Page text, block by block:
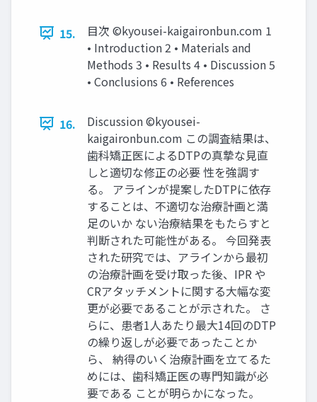
15.
目次 ©kyousei-kaigaironbun.com 1
• Introduction 2 • Materials and
Methods 3 • Results 4 • Discussion 5
• Conclusions 6 • References
16.
Discussion ©kyousei-
kaigaironbun.com この調査結果は、
歯科矯正医によるDTPの真摯な見直
しと適切な修正の必要 性を強調す
る。 アラインが提案したDTPに依存
することは、不適切な治療計画と満
足のいか ない治療結果をもたらすと
判断された可能性がある。 今回発表
された研究では、アラインから最初
の治療計画を受け取った後、IPR や
CRアタッチメントに関する大幅な変
更が必要であることが示された。 さ
らに、患者1人あたり最大14回のDTP
の繰り返しが必要であったことか
ら、 納得のいく治療計画を立てるた
めには、歯科矯正医の専門知識が必
要である ことが明らかになった。